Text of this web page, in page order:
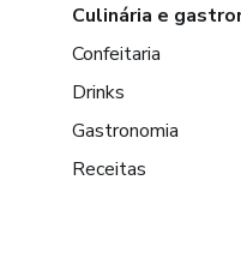
Culinária e
Confeitaria
Drinks
Gastronomia
Receitas